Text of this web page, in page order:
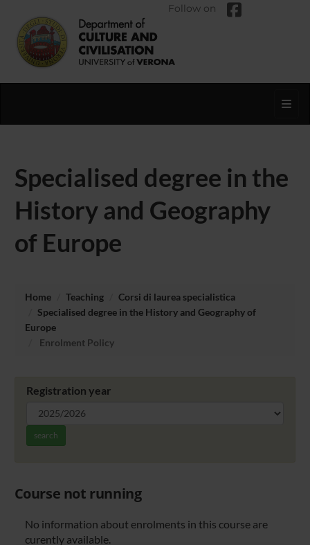
Follow on
Specialised degree in the
History and Geography
of Europe
Home Teaching
Corsi di laurea specialistica
Specialised degree in the History and Geography of
Europe
Enrolment Policy
Registration year
search
Course not running
No information about enrolments in this course are
curently available.